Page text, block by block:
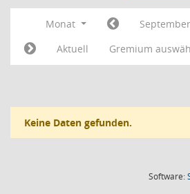
Monat September
Aktuell
Gremium
Keine Daten gefunden.
Software: